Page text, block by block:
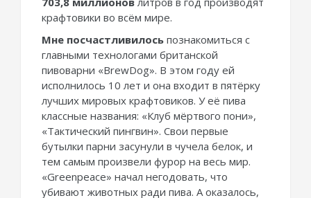
крафтовики во всём мире.
Мне посчастливилось познакомиться с
главными технологами британской
пивоварни «BrewDog». В этом году ей
исполнилось 10 лет и она входит в пятёрку
лучших мировых крафтовиков. У её пива
классные названия: «Клуб мёртвого пони»,
«Тактический пингвин». Свои первые
бутылки парни засунули в чучела белок, и
тем самым произвели фурор на весь мир.
«Greenpeace» начал негодовать, что
убивают животных ради пива. А оказалось,